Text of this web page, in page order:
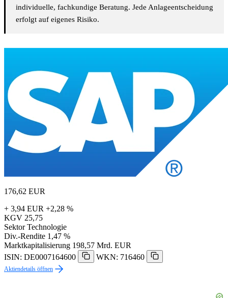
individuelle, fachkundige Beratung. Jede Anlageentscheidung
erfolgt auf eigenes Risiko.
176,62 EUR
+ 3,94 EUR +2,28 %
KGV 25,75
Sektor Technologie
Div.-Rendite 1,47 %
Marktkapitalisierung 198,57 Mrd. EUR
ISIN: DE0007164600
WKN: 716460
Aktiendetails öffnen